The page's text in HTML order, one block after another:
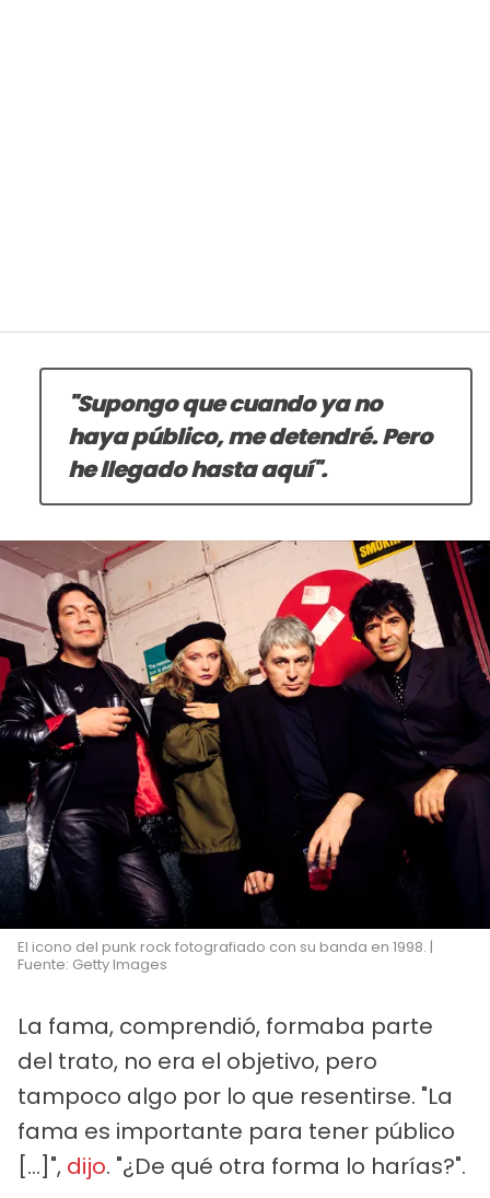
"Supongo que cuando ya no
haya público, me detendré. Pero
he llegado hasta aquí".
El icono del punk rock fotografiado con su banda en 1998. |
Fuente: Getty Images
La fama, comprendió, formaba parte
del trato, no era el objetivo, pero
tampoco algo por lo que resentirse. "La
fama es importante para tener público
[...]", dijo. "¿De qué otra forma lo harías?".